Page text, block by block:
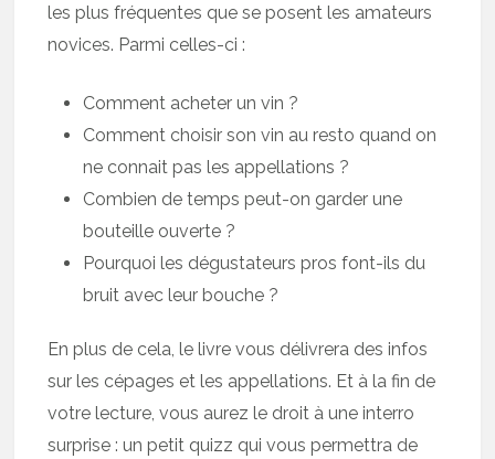
les plus fréquentes que se posent les amateurs
novices. Parmi celles-ci :
Comment acheter un vin ?
Comment choisir son vin au resto quand on
ne connait pas les appellations ?
Combien de temps peut-on garder une
bouteille ouverte ?
Pourquoi les dégustateurs pros font-ils du
bruit avec leur bouche ?
En plus de cela, le livre vous délivrera des infos
sur les cépages et les appellations. Et à la fin de
votre lecture, vous aurez le droit à une interro
surprise : un petit quizz qui vous permettra de